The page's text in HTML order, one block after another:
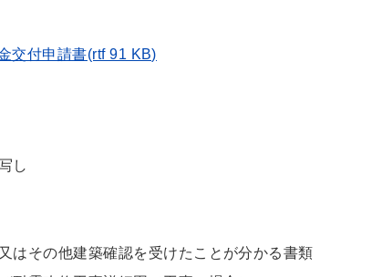
交付申請書(rtf 91 KB)
し
はその他建築確認を受けたことが分かる書類